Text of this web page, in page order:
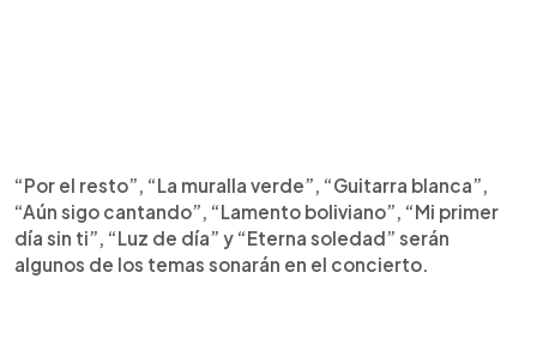
“Por el resto”, “La muralla verde”, “Guitarra blanca”,
“Aún sigo cantando”, “Lamento boliviano”, “Mi primer
día sin ti”, “Luz de día” y “Eterna soledad” serán
algunos de los temas sonarán en el concierto.